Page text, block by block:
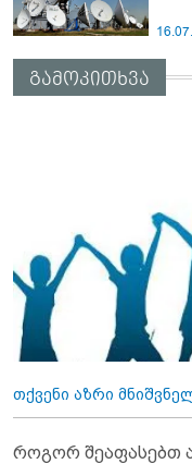
გამოკითხვა
თქვენი აზრი
როგორ შეაფასებთ